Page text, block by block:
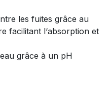
les fuites grâce au
facilitant l‘absorption et
grâce à un pH